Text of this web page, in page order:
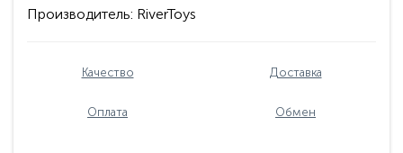
Производитель: RiverToys
Качество Доставка
Оплата Обмен